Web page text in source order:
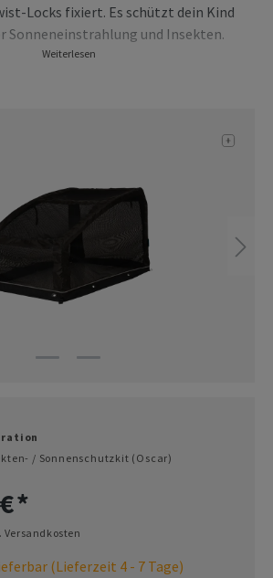
Locks fixiert. Es schützt dein Kind
Sonneneinstrahlung und Insekten.
Weiterlesen
/ Sonnenschutzkit (Oscar)
Versandkosten
(Lieferzeit 4 - 7 Tage)